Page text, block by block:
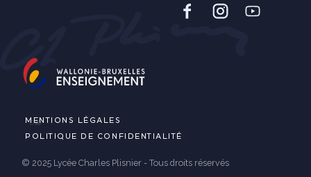
© 2025 Lycée Charles Plisnier - Tous droits réservés
MENTIONS LÉGALES
POLITIQUE DE CONFIDENTIALITÉ